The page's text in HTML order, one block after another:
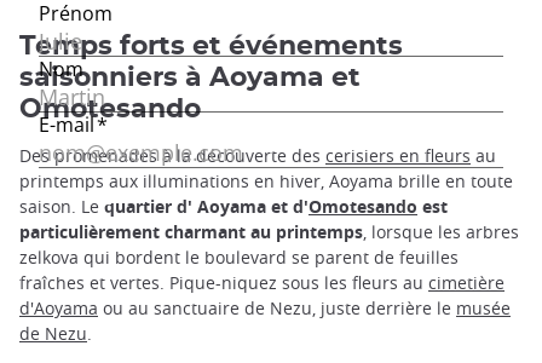
Temps forts et événements
saisonniers à Aoyama et
Omotesando
Des promenades à la découverte des cerisiers en fleurs au
printemps aux illuminations en hiver, Aoyama brille en toute
saison. Le quartier d' Aoyama et d'Omotesando est
particulièrement charmant au printemps, lorsque les arbres
zelkova qui bordent le boulevard se parent de feuilles
fraîches et vertes. Pique-niquez sous les fleurs au cimetière
d'Aoyama ou au sanctuaire de Nezu, juste derrière le musée
de Nezu.